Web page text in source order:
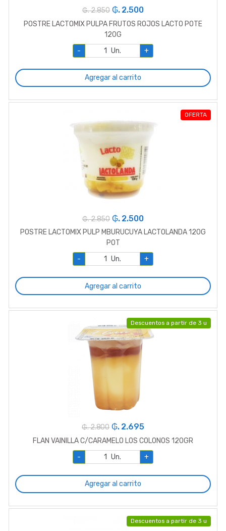
₲. 2.850 ₲. 2.500
POSTRE LACTOMIX PULPA FRUTOS ROJOS LACTO POTE
120G
-
Un. +
Agregar al carrito
OFERTA
₲. 2.850 ₲. 2.500
POSTRE LACTOMIX PULP MBURUCUYA LACTOLANDA 120G
POT
-
Un. +
Agregar al carrito
Descuentos a partir de 3 u
₲. 2.800 ₲. 2.695
FLAN VAINILLA C/CARAMELO LOS COLONOS 120GR
-
Un. +
Agregar al carrito
Descuentos a partir de 3 u